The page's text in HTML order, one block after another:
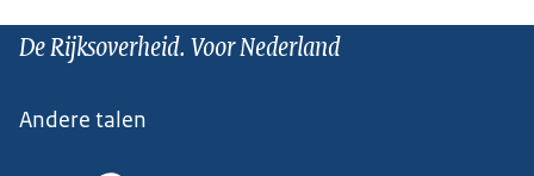
De Rijksoverheid. Voor Nederland
Andere talen